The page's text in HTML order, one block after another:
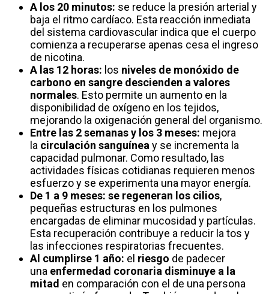
A los 20 minutos: se reduce la presión arterial y
baja el ritmo cardíaco. Esta reacción inmediata
del sistema cardiovascular indica que el cuerpo
comienza a recuperarse apenas cesa el ingreso
de nicotina.
A las 12 horas: los niveles de monóxido de
carbono en sangre descienden a valores
normales. Esto permite un aumento en la
disponibilidad de oxígeno en los tejidos,
mejorando la oxigenación general del organismo.
Entre las 2 semanas y los 3 meses: mejora
la circulación sanguínea y se incrementa la
capacidad pulmonar. Como resultado, las
actividades físicas cotidianas requieren menos
esfuerzo y se experimenta una mayor energía.
De 1 a 9 meses: se regeneran los cilios,
pequeñas estructuras en los pulmones
encargadas de eliminar mucosidad y partículas.
Esta recuperación contribuye a reducir la tos y
las infecciones respiratorias frecuentes.
Al cumplirse 1 año: el riesgo de padecer
una enfermedad coronaria disminuye a la
mitad en comparación con el de una persona